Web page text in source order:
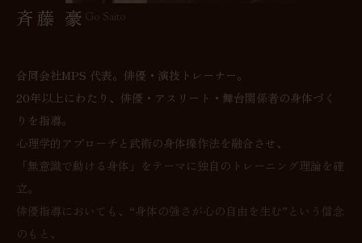
斉藤 豪 Go Saito
合同会社MPS 代表。俳優・演技トレーナー。
20年以上にわたり、俳優・アスリート・舞台関係者の身体づく
りを指導。
心理学的アプローチと武術の身体操作法を融合させ、
「無意識で動ける身体」をテーマに独自のトレーニング理論を確
立。
俳優指導においても、“身体の強さが心の自由を生む”という信念
のもと、